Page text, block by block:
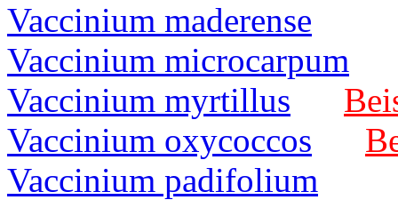
Vaccinium maderense
Vaccinium microcarpum
Vaccinium myrtillus
Vaccinium oxycoccos
Vaccinium padifolium